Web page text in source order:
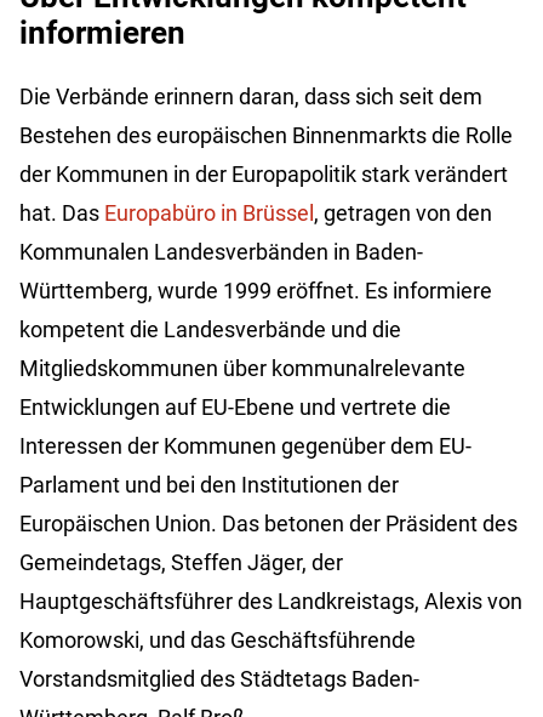
informieren
Die Verbände erinnern daran, dass sich seit dem
Bestehen des europäischen Binnenmarkts die Rolle
der Kommunen in der Europapolitik stark verändert
hat. Das Europabüro in Brüssel, getragen von den
Kommunalen Landesverbänden in Baden-
Württemberg, wurde 1999 eröffnet. Es informiere
kompetent die Landesverbände und die
Mitgliedskommunen über kommunalrelevante
Entwicklungen auf EU-Ebene und vertrete die
Interessen der Kommunen gegenüber dem EU-
Parlament und bei den Institutionen der
Europäischen Union. Das betonen der Präsident des
Gemeindetags, Steffen Jäger, der
Hauptgeschäftsführer des Landkreistags, Alexis von
Komorowski, und das Geschäftsführende
Vorstandsmitglied des Städtetags Baden-